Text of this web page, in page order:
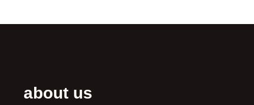
about us